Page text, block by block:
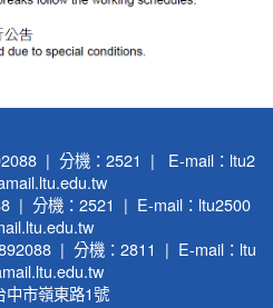
| 分機：2521 | E-mail：ltu2
| 分機：2521 | E-mail：ltu2500
| 分機：2811 | E-mail：ltu
中市嶺東路1號